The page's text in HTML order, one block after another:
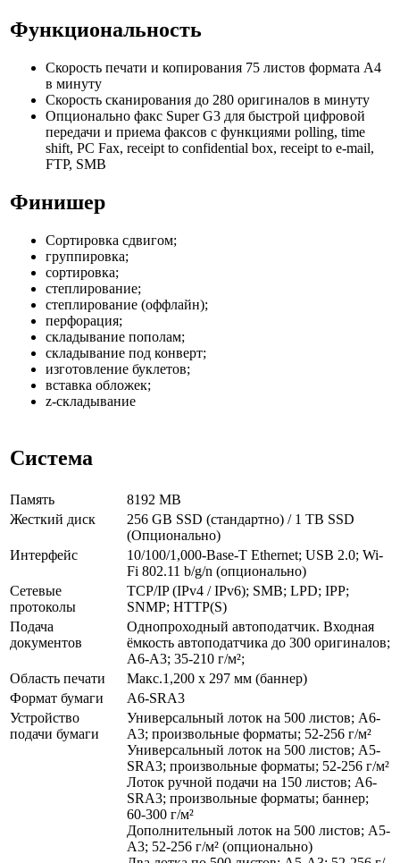
Функциональность
Скорость печати и копирования 75 листов формата А4
в минуту
Скорость сканирования до 280 оригиналов в минуту
Опционально факс Super G3 для быстрой цифровой
передачи и приема факсов с функциями polling, time
shift, PC Fax, receipt to confidential box, receipt to e-mail,
FTP, SMB
Финишер
Сортировка сдвигом;
группировка;
сортировка;
степлирование;
степлирование (оффлайн);
перфорация;
складывание пополам;
складывание под конверт;
изготовление буклетов;
вставка обложек;
z-складывание
Система
Память
8192 MB
Жесткий диск
256 GB SSD (стандартно) / 1 TB SSD
(Опционально)
Интерфейс
10/100/1,000-Base-T Ethernet; USB 2.0; Wi-
Fi 802.11 b/g/n (опционально)
Сетевые
протоколы
TCP/IP (IPv4 / IPv6); SMB; LPD; IPP;
SNMP; HTTP(S)
Подача
документов
Однопроходный автоподатчик. Входная
ёмкость автоподатчика до 300 оригиналов;
A6-A3; 35-210 г/м²;
Область печати
Макс.1,200 x 297 мм (баннер)
Формат бумаги
A6-SRA3
Устройство
подачи бумаги
Универсальный лоток на 500 листов; A6-
A3; произвольные форматы; 52-256 г/м²
Универсальный лоток на 500 листов; A5-
SRA3; произвольные форматы; 52-256 г/м²
Лоток ручной подачи на 150 листов; A6-
SRA3; произвольные форматы; баннер;
60-300 г/м²
Дополнительный лоток на 500 листов; A5-
A3; 52-256 г/м² (опционально)